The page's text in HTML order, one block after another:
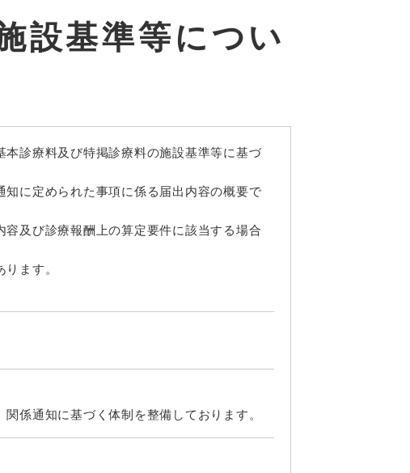
設基準等につい
診療料及び特掲診療料の施設基準等に基づ
に定められた事項に係る届出内容の概要で
及び診療報酬上の算定要件に該当する場合
ます。
係通知に基づく体制を整備しております。